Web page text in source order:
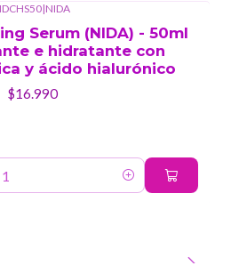
|NIDA
Serum (NIDA) - 50ml
e hidratante con
y ácido hialurónico
$16.990